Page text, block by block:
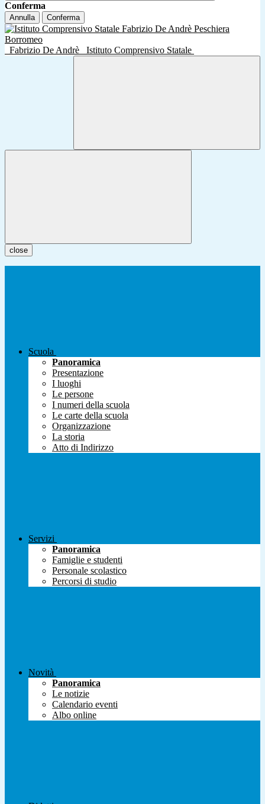
Conferma
Annulla Conferma
Fabrizio De Andrè Istituto Comprensivo Statale
close
Scuola
Panoramica
Presentazione
I luoghi
Le persone
I numeri della scuola
Le carte della scuola
Organizzazione
La storia
Atto di Indirizzo
Servizi
Panoramica
Famiglie e studenti
Personale scolastico
Percorsi di studio
Novità
Panoramica
Le notizie
Calendario eventi
Albo online